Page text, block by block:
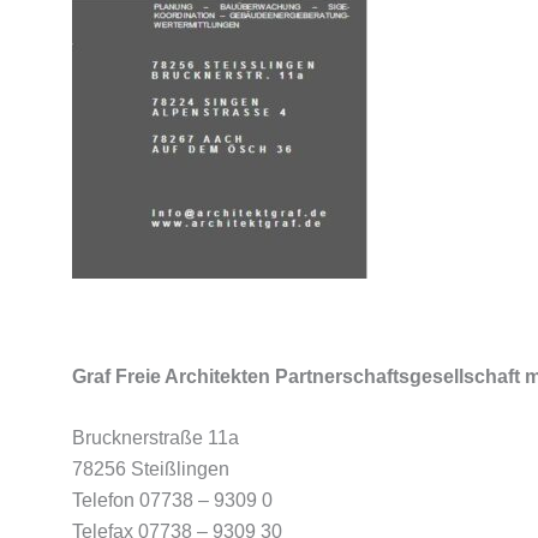
Graf Freie Architekten Partnerschaftsgesellschaft
Brucknerstraße 11a
78256 Steißlingen
Telefon 07738 – 9309 0
Telefax 07738 – 9309 30